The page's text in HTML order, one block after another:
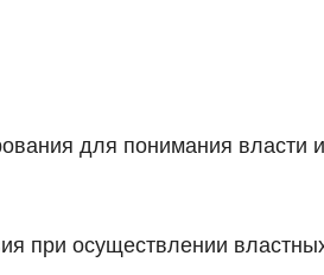
для понимания власти и
при осуществлении